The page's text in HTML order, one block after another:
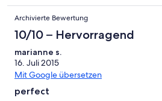
we liked the town where there were
The famous beaches of Falassarna
Elafonissi beach was a more difficult
gorge & well worth the trip. We wished
Archivierte Bewertung
10/10 – Hervorragend
marianne s.
16. Juli 2015
Mit Google übersetzen
perfect